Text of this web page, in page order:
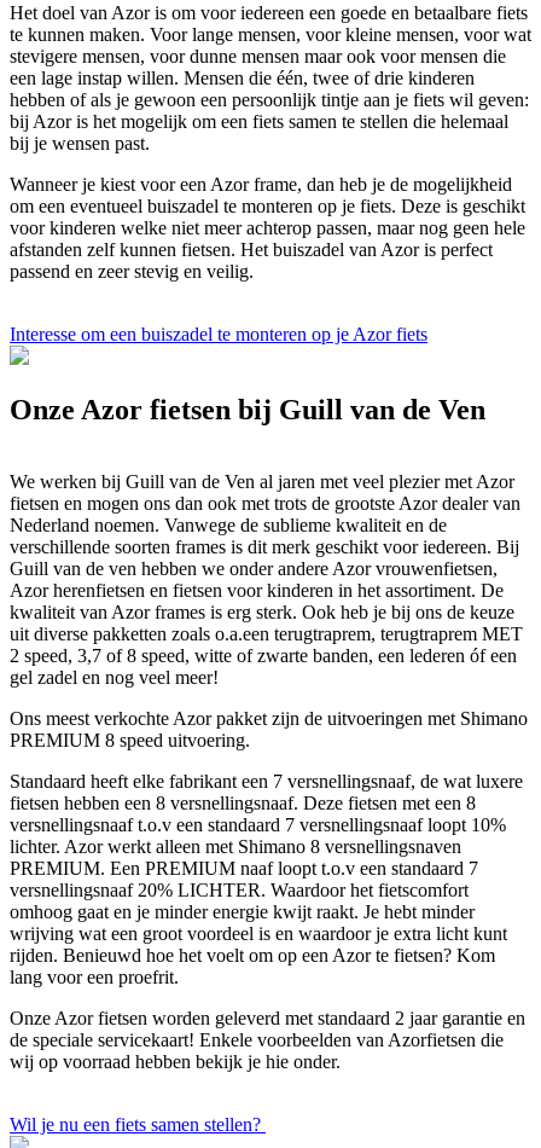
Het doel van Azor is om voor iedereen een goede en betaalbare fiets
te kunnen maken. Voor lange mensen, voor kleine mensen, voor wat
stevigere mensen, voor dunne mensen maar ook voor mensen die
een lage instap willen. Mensen die één, twee of drie kinderen
hebben of als je gewoon een persoonlijk tintje aan je fiets wil geven:
bij Azor is het mogelijk om een fiets samen te stellen die helemaal
bij je wensen past.
Wanneer je kiest voor een Azor frame, dan heb je de mogelijkheid
om een eventueel buiszadel te monteren op je fiets. Deze is geschikt
voor kinderen welke niet meer achterop passen, maar nog geen hele
afstanden zelf kunnen fietsen. Het buiszadel van Azor is perfect
passend en zeer stevig en veilig.
Interesse om een buiszadel te monteren op je Azor fiets
Onze Azor fietsen bij Guill van de Ven
We werken bij Guill van de Ven al jaren met veel plezier met Azor
fietsen en mogen ons dan ook met trots de grootste Azor dealer van
Nederland noemen. Vanwege de sublieme kwaliteit en de
verschillende soorten frames is dit merk geschikt voor iedereen. Bij
Guill van de ven hebben we onder andere Azor vrouwenfietsen,
Azor herenfietsen en fietsen voor kinderen in het assortiment. De
kwaliteit van Azor frames is erg sterk. Ook heb je bij ons de keuze
uit diverse pakketten zoals o.a.een terugtraprem, terugtraprem MET
2 speed, 3,7 of 8 speed, witte of zwarte banden, een lederen óf een
gel zadel en nog veel meer!
Ons meest verkochte Azor pakket zijn de uitvoeringen met Shimano
PREMIUM 8 speed uitvoering.
Standaard heeft elke fabrikant een 7 versnellingsnaaf, de wat luxere
fietsen hebben een 8 versnellingsnaaf. Deze fietsen met een 8
versnellingsnaaf t.o.v een standaard 7 versnellingsnaaf loopt 10%
lichter. Azor werkt alleen met Shimano 8 versnellingsnaven
PREMIUM. Een PREMIUM naaf loopt t.o.v een standaard 7
versnellingsnaaf 20% LICHTER. Waardoor het fietscomfort
omhoog gaat en je minder energie kwijt raakt. Je hebt minder
wrijving wat een groot voordeel is en waardoor je extra licht kunt
rijden. Benieuwd hoe het voelt om op een Azor te fietsen? Kom
lang voor een proefrit.
Onze Azor fietsen worden geleverd met standaard 2 jaar garantie en
de speciale servicekaart! Enkele voorbeelden van Azorfietsen die
wij op voorraad hebben bekijk je hie onder.
Wil je nu een fiets samen stellen?